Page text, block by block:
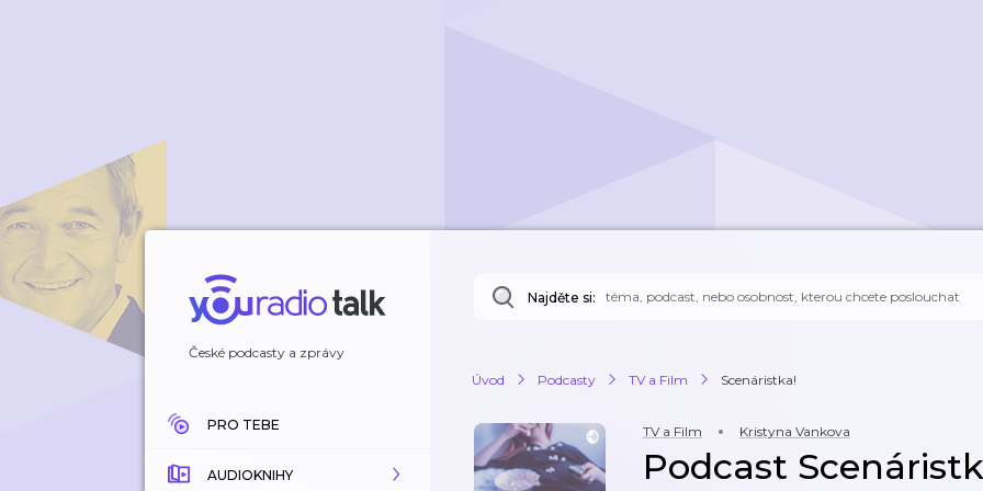
České podcasty a zprávy
PRO TEBE
AUDIOKNIHY
Najděte si:
Úvod Podcasty TV a Film Scenáristka!
TV a Film Kristyna Vankova
Podcast